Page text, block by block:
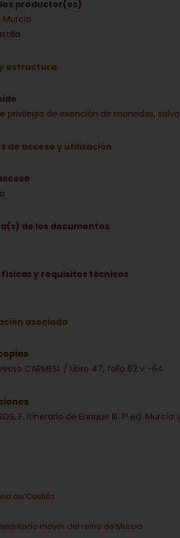
los productor(es)
estructura
privilegio de exención de monedas,
de acceso y utilización
de los documentos
y requisitos técnicos
asociada
CARMESI. / Libro 47, folio 62 v -64
F. Itinerario de Enrique III. 1ª ed.
de Castilla
mayor del reino de Murcia